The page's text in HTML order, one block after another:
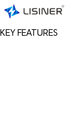
KEY FEATURES